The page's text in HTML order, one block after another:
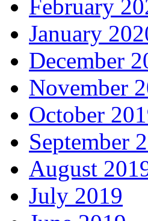
February
January
December
November
October
September
August
July 2019